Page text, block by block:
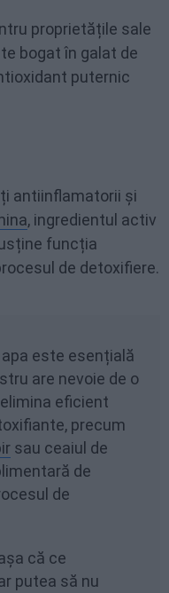
proprietățile sale
bogat în galat de
puternic
antiinflamatorii și
, ingredientul activ
funcția
de detoxifiere.
este esențială
are nevoie de o
eficient
precum
sau ceaiul de
de
de
că ce
putea să nu